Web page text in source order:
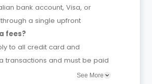
bank account, Visa, or
a single upfront
fees?
to all credit card and
transactions and must be paid
See More